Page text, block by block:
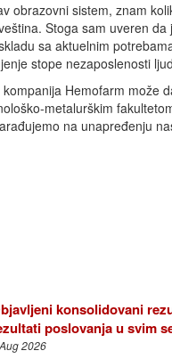
obrazovni sistem, znam
Stoga sam uveren
sa aktuelnim
stope nezaposlenosti
Hemofarm
metalurškim
na unapređenju
konsolidovani
poslovanja u svim
2026